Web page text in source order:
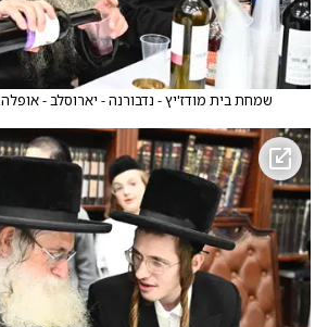
שמחת בית מודז'יץ - נדבורנה - יארוסלב - אופלה